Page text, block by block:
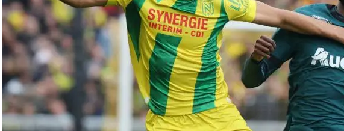
Duel au Sommet entre Lens
et Nantes : Un Match à Ne
Pas Manquer
Lens affronte Nantes : un duel
passionnant en perspective Le…